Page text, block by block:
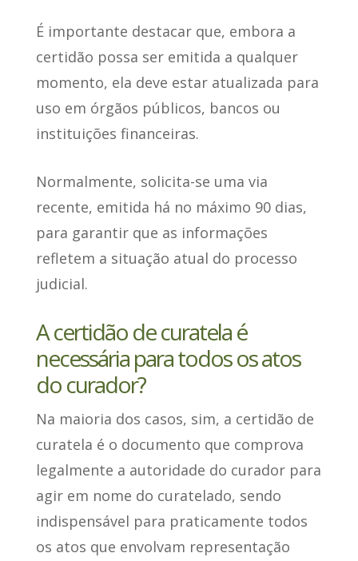
É importante destacar que, embora a
certidão possa ser emitida a qualquer
momento, ela deve estar atualizada para
uso em órgãos públicos, bancos ou
instituições financeiras.
Normalmente, solicita-se uma via
recente, emitida há no máximo 90 dias,
para garantir que as informações
refletem a situação atual do processo
judicial.
A certidão de curatela é
necessária para todos os atos
do curador?
Na maioria dos casos, sim, a certidão de
curatela é o documento que comprova
legalmente a autoridade do curador para
agir em nome do curatelado, sendo
indispensável para praticamente todos
os atos que envolvam representação